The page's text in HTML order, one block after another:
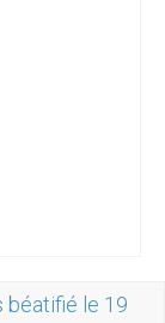
béatifié le 19